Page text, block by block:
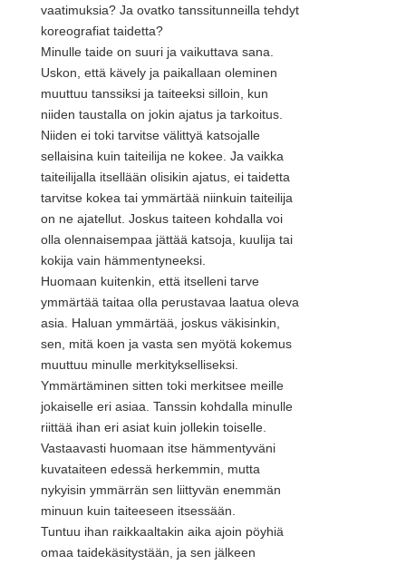
vaatimuksia? Ja ovatko tanssitunneilla tehdyt
koreografiat taidetta?
Minulle taide on suuri ja vaikuttava sana.
Uskon, että kävely ja paikallaan oleminen
muuttuu tanssiksi ja taiteeksi silloin, kun
niiden taustalla on jokin ajatus ja tarkoitus.
Niiden ei toki tarvitse välittyä katsojalle
sellaisina kuin taiteilija ne kokee. Ja vaikka
taiteilijalla itsellään olisikin ajatus, ei taidetta
tarvitse kokea tai ymmärtää niinkuin taiteilija
on ne ajatellut. Joskus taiteen kohdalla voi
olla olennaisempaa jättää katsoja, kuulija tai
kokija vain hämmentyneeksi.
Huomaan kuitenkin, että itselleni tarve
ymmärtää taitaa olla perustavaa laatua oleva
asia. Haluan ymmärtää, joskus väkisinkin,
sen, mitä koen ja vasta sen myötä kokemus
muuttuu minulle merkitykselliseksi.
Ymmärtäminen sitten toki merkitsee meille
jokaiselle eri asiaa. Tanssin kohdalla minulle
riittää ihan eri asiat kuin jollekin toiselle.
Vastaavasti huomaan itse hämmentyväni
kuvataiteen edessä herkemmin, mutta
nykyisin ymmärrän sen liittyvän enemmän
minuun kuin taiteeseen itsessään.
Tuntuu ihan raikkaaltakin aika ajoin pöyhiä
omaa taidekäsitystään, ja sen jälkeen